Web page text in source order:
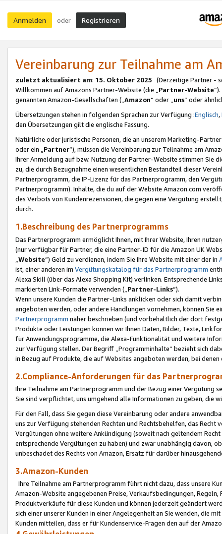
Anmelden oder Registrieren
Vereinbarung zur Teilnahme am
zuletzt aktualisiert am: 15. Oktober 2025 (Derzeitige Partner -
Willkommen auf Amazons Partner-Website (die „Partner-Website
genannten Amazon-Gesellschaften („Amazon“ oder „uns“ oder
Übersetzungen stehen in folgenden Sprachen zur Verfügung :Englisch,
den Übersetzungen gilt die englische Fassung.
Natürliche oder juristische Personen, die an unserem Marketing-
oder ein „Partner“), müssen die Vereinbarung zur Teilnahme am
Ihrer Anmeldung auf bzw. Nutzung der Partner-Website stimmen Sie
zu, die durch Bezugnahme einen wesentlichen Bestandteil dieser
Partnerprogramm, die IP-Lizenz für das Partnerprogramm, den
Partnerprogramm). Inhalte, die du auf der Website Amazon.com
des Verbots von Kundenrezensionen, die gegen eine Vergütung
durch.
1.Beschreibung des Partnerprogramms
Das Partnerprogramm ermöglicht Ihnen, mit Ihrer Website, Ihren
(nur verfügbar für Partner, die eine Partner-ID für die Amazon UK
Website“) Geld zu verdienen, indem Sie Ihre Website mit einer der in
ist, einer anderen im Vergütungskatalog für das Partnerprogramm
Alexa Skill (über das Alexa Shopping Kit) verlinken. Entsprechende
markierten Link-Formate verwenden („ Partner-Links“).
Wenn unsere Kunden die Partner-Links anklicken oder sich damit
angeboten werden, oder andere Handlungen vornehmen, können Sie
Partnerprogramm näher beschrieben (und vorbehaltlich der dort
Produkte oder Leistungen können wir Ihnen Daten, Bilder, Texte,
für Anwendungsprogramme, die Alexa-Funktionalität und weitere
zur Verfügung stellen. Der Begriff „Programminhalte“ bezieht sich
in Bezug auf Produkte, die auf Websites angeboten werden, bei
2.Compliance-Anforderungen für das
Ihre Teilnahme am Partnerprogramm und der Bezug einer Vergütung
Sie sind verpflichtet, uns umgehend alle Informationen zu geben, die
Für den Fall, dass Sie gegen diese Vereinbarung oder andere
uns zur Verfügung stehenden Rechten und Rechtsbehelfen, das
Vergütungen ohne weitere Ankündigung (soweit nach geltendem
entsprechende Vergütungen zu haben) und zwar unabhängig davon,
unbeschadet des Rechts von Amazon, Ersatz für darüber
3.Amazon-Kunden
Ihre Teilnahme am Partnerprogramm führt nicht dazu, dass unsere
Amazon-Website angegebenen Preise, Verkaufsbedingungen,
Produktverkäufe für diese Kunden und können jederzeit geändert
sich einer unserer Kunden in einer Angelegenheit an Sie wenden, die
Kunden mitteilen, dass er für Kundenservice-Fragen den auf der